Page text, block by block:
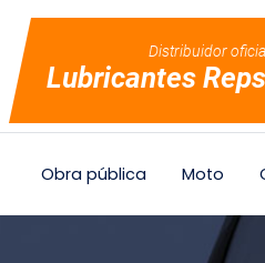
Distribuidor
Lubricantes
Obra pública Moto